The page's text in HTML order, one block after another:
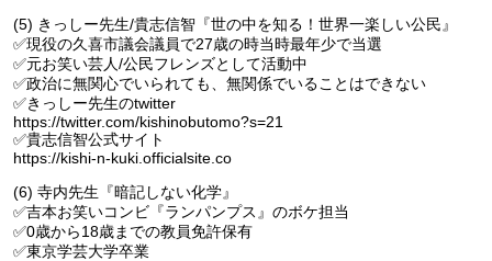
(5) きっしー先生/貴志信智『世の中を知る！世界一楽しい公民』
✅現役の久喜市議会議員で27歳の時当時最年少で当選
✅元お笑い芸人/公民フレンズとして活動中
✅政治に無関心でいられても、無関係でいることはできない
✅きっしー先生のtwitter
https://twitter.com/kishinobutomo?s=21
✅貴志信智公式サイト
https://kishi-n-kuki.officialsite.co
(6) 寺内先生『暗記しない化学』
✅吉本お笑いコンビ『ランパンプス』のボケ担当
✅0歳から18歳までの教員免許保有
✅東京学芸大学卒業